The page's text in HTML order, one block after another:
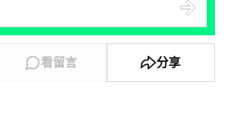
看留言 分享